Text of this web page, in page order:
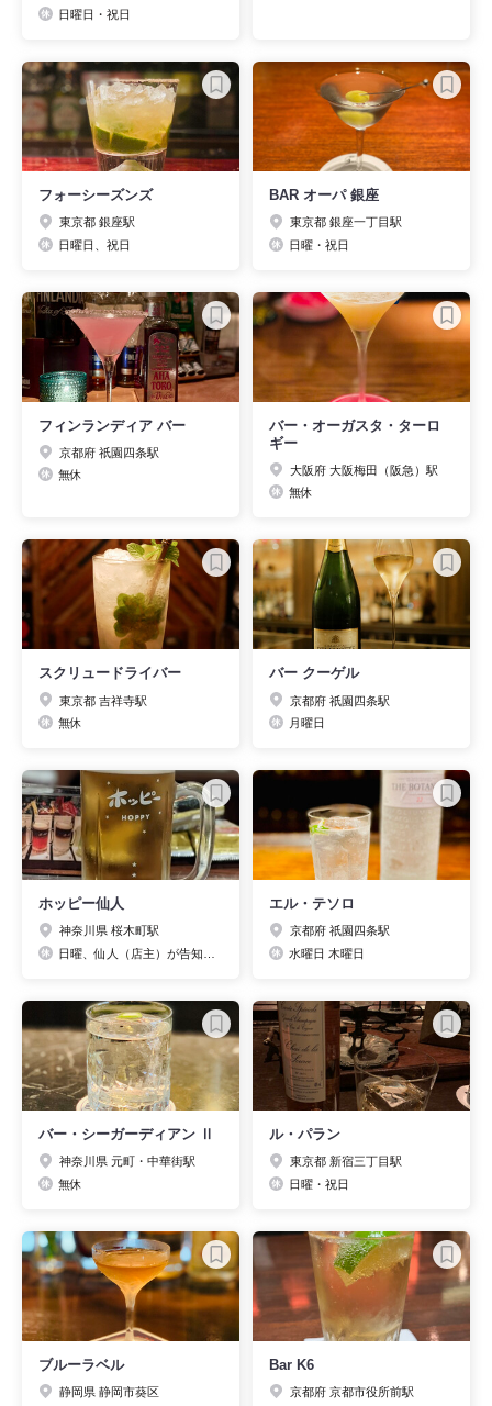
日曜日・祝日
フォーシーズンズ
東京都 銀座駅
日曜日、祝日
BAR オーパ 銀座
東京都 銀座一丁目駅
日曜・祝日
フィンランディア バー
京都府 祇園四条駅
無休
バー・オーガスタ・ターロ
ギー
大阪府 大阪梅田（阪急）駅
無休
スクリュードライバー
東京都 吉祥寺駅
無休
バー クーゲル
京都府 祇園四条駅
月曜日
ホッピー仙人
神奈川県 桜木町駅
エル・テソロ
京都府 祇園四条駅
水曜日 木曜日
バー・シーガーディアン Ⅱ
神奈川県 元町・中華街駅
無休
ル・パラン
東京都 新宿三丁目駅
日曜・祝日
ブルーラベル
静岡県 静岡市葵区
Bar K6
京都府 京都市役所前駅